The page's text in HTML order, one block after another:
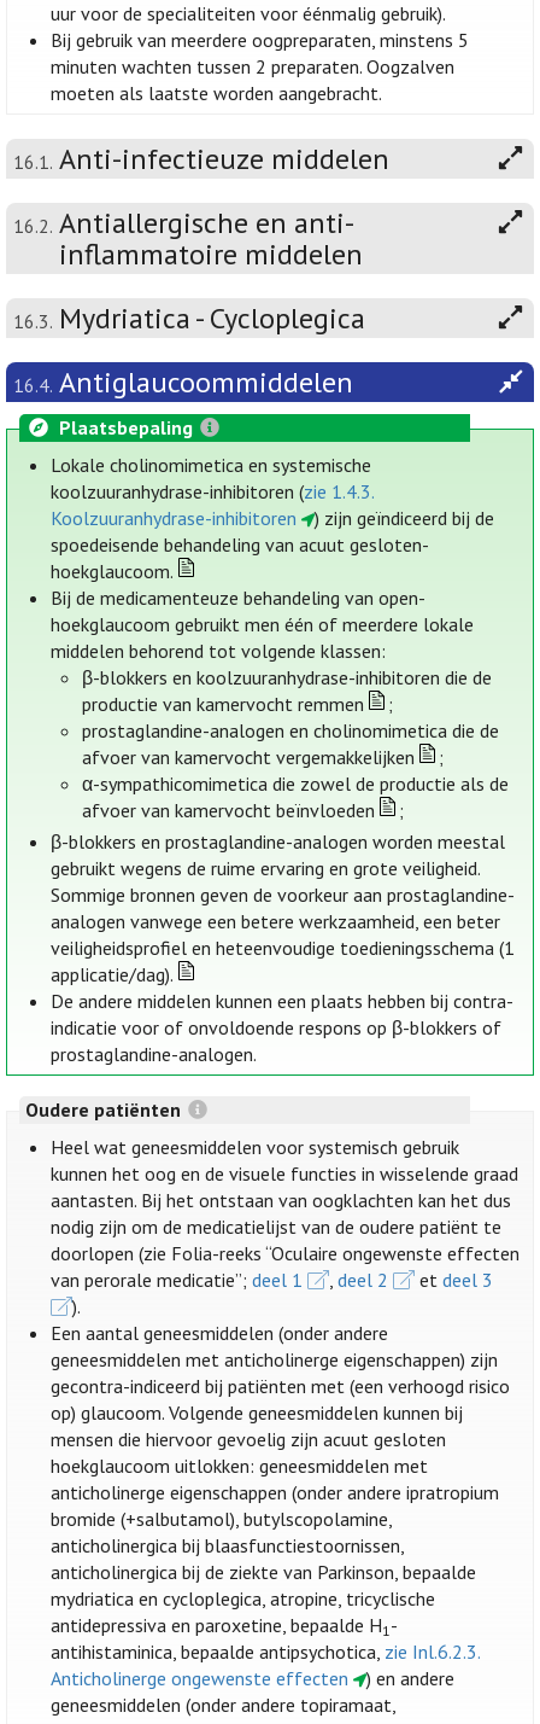
uur voor de specialiteiten voor éénmalig gebruik).
Bij gebruik van meerdere oogpreparaten, minstens 5
minuten wachten tussen 2 preparaten. Oogzalven
moeten als laatste worden aangebracht.
16.1. Anti-infectieuze middelen
16.2. Antiallergische en anti-
inflammatoire middelen
16.3. Mydriatica - Cycloplegica
16.4. Antiglaucoommiddelen
Plaatsbepaling
Lokale cholinomimetica en systemische
koolzuuranhydrase-inhibitoren (zie 1.4.3.
Koolzuuranhydrase-inhibitoren
) zijn geïndiceerd bij de
spoedeisende behandeling van acuut gesloten-
hoekglaucoom.
Bij de medicamenteuze behandeling van open-
hoekglaucoom gebruikt men één of meerdere lokale
middelen behorend tot volgende klassen:
β-blokkers en koolzuuranhydrase-inhibitoren die de
productie van kamervocht remmen
;
prostaglandine-analogen en cholinomimetica die de
afvoer van kamervocht vergemakkelijken
;
α-sympathicomimetica die zowel de productie als de
afvoer van kamervocht beïnvloeden
;
β-blokkers en prostaglandine-analogen worden meestal
gebruikt wegens de ruime ervaring en grote veiligheid.
Sommige bronnen geven de voorkeur aan prostaglandine-
analogen vanwege een betere werkzaamheid, een beter
veiligheidsprofiel en heteenvoudige toedieningsschema (1
applicatie/dag).
De andere middelen kunnen een plaats hebben bij contra-
indicatie voor of onvoldoende respons op β-blokkers of
prostaglandine-analogen.
Oudere patiënten
Heel wat geneesmiddelen voor systemisch gebruik
kunnen het oog en de visuele functies in wisselende graad
aantasten. Bij het ontstaan van oogklachten kan het dus
nodig zijn om de medicatielijst van de oudere patiënt te
doorlopen (zie Folia-reeks “Oculaire ongewenste effecten
van perorale medicatie”;deel 1 ,deel 2 etdeel 3
).
Een aantal geneesmiddelen (onder andere
geneesmiddelen met anticholinerge eigenschappen) zijn
gecontra-indiceerd bij patiënten met (een verhoogd risico
op) glaucoom. Volgende geneesmiddelen kunnen bij
mensen die hiervoor gevoelig zijn acuut gesloten
hoekglaucoom uitlokken: geneesmiddelen met
anticholinerge eigenschappen (onder andere ipratropium
bromide (+salbutamol), butylscopolamine,
anticholinergica bij blaasfunctiestoornissen,
anticholinergica bij de ziekte van Parkinson, bepaalde
mydriatica en cycloplegica, atropine, tricyclische
antidepressiva en paroxetine, bepaalde H1-
antihistaminica, bepaalde antipsychotica, zie Inl.6.2.3.
Anticholinerge ongewenste effecten
) en andere
geneesmiddelen (onder andere topiramaat,